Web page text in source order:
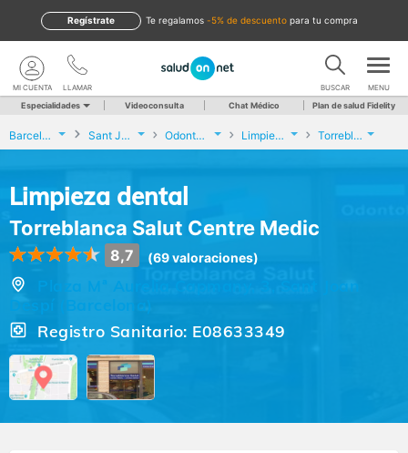
te regalamos -5% de descuento para tu compra
Regístrate
LLAMAR
MI CUENTA BUSCAR MENU
Especialidades Videoconsulta Chat Médico Plan de salud Fidelity
Barcelona Sant Joan Despí Odontología Limpieza dental Torreblanca Salut Centre Medic
Limpieza dental
Torreblanca Salut Centre Medic
8,7 (69 valoraciones)
Plaza Mª Aurelia Capmany, 3, Sant Joan
Despí (Barcelona)
Registro Sanitario: E08633349